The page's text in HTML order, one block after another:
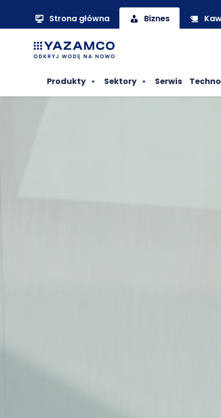
Strona główna Biznes
Produkty Sektory Serwis